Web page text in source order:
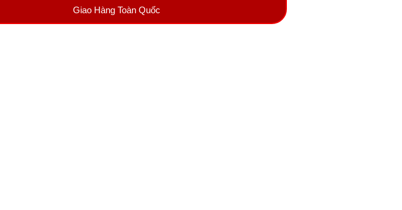
Giao Hàng Toàn Quốc